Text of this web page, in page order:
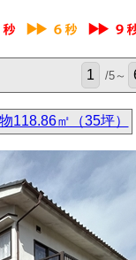
/5～
118.86㎡（35坪）